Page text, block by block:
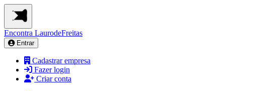
Encontra LaurodeFreitas
Entrar
Cadastrar empresa
Fazer login
Criar conta